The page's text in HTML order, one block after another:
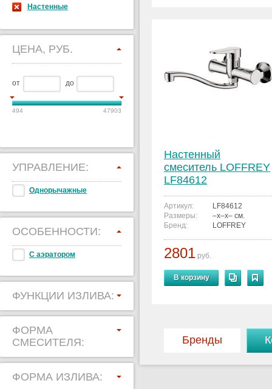
Настенные
ЦЕНА, РУБ.
от до
494 47903
УПРАВЛЕНИЕ:
Однорычажные
ОСОБЕННОСТИ:
С аэратором
ФУНКЦИИ ИЗЛИВА:
ФОРМА
СМЕСИТЕЛЯ:
ФОРМА ИЗЛИВА:
Настенный
смеситель LOFFREY
LF84612
Артикул:
LF84612
Размеры:
–x–x– см.
Бренд:
LOFFREY
2801 руб.
В корзину
Бренды